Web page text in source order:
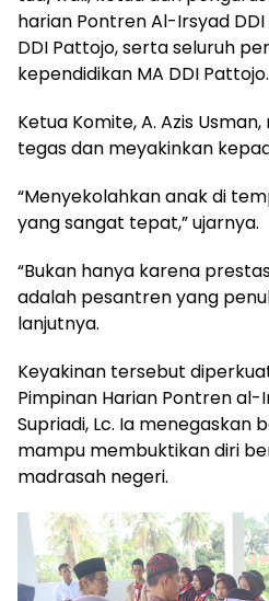
harian Pontren Al-Irsyad
DDI Pattojo, serta seluruh
kependidikan MA DDI Pattojo.
Ketua Komite, A. Azis
tegas dan meyakinkan
“Menyekolahkan anak di
yang sangat tepat,” ujarnya.
“Bukan hanya karena
adalah pesantren yang
lanjutnya.
Keyakinan tersebut
Pimpinan Harian Pontren al-
Supriadi, Lc. Ia menegaskan
mampu membuktikan diri
madrasah negeri.